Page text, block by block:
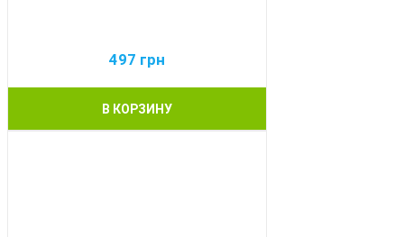
497 грн
В КОРЗИНУ